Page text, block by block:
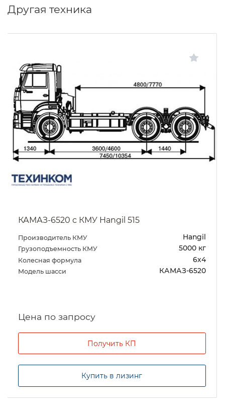
Другая техника
КАМАЗ-6520 с КМУ Hangil 515
Производитель КМУ Hangil
Грузоподъемность КМУ 5000 кг
Колесная формула 6х4
Модель шасси КАМАЗ-6520
Цена по запросу
Получить КП
Купить в лизинг